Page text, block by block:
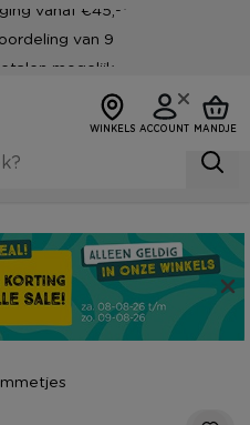
vanaf €45,-*
van 9
mogelijk
WINKELS ACCOUNT MANDJE